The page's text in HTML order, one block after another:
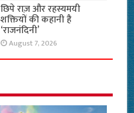
छिपे राज़ और रहस्यमयी
शक्तियों की कहानी है
‘राजनंदिनी’
August 7, 2026